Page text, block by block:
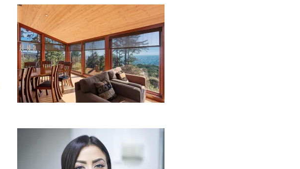
Kur nusipirkti
medines žaliuzes
Klaipėdoje?
2026-08-01
Kaip miegamojo
atmosfera veikia odos
senėjimą?